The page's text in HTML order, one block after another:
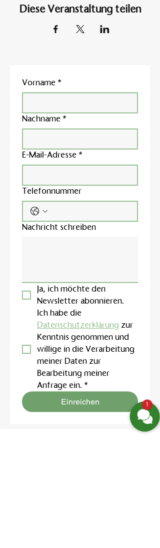
Diese Veranstaltung teilen
Vorname *
Nachname *
E-Mail-Adresse *
Telefonnummer
Nachricht schreiben
Ja, ich möchte den
Newsletter abonnieren.
Datenschutzerklärung zur
Kenntnis genommen und
willige in die Verarbeitung
meiner Daten zur
Bearbeitung meiner
Anfrage ein. *
Einreichen 1